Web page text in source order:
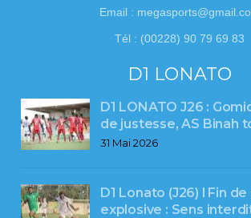
Email :
Tél : (00228) 90 79 69 83
D1 LONATO
D1 LONATO J26 :
de justesse, AS Binah
31 Mai 2026
D1 Lonato (J26) l Fin
explosive : Sens